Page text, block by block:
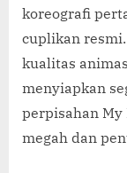
koreografi
cuplikan
kualitas
menyiapkan
perpisahan My
megah dan